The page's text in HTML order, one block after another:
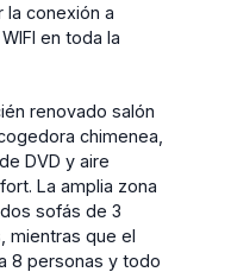
la conexión a
en toda la
renovado salón
chimenea,
DVD y aire
La amplia zona
sofás de 3
mientras que el
8 personas y todo